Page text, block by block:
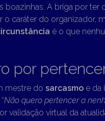
boazinhas. A briga por ter
o caráter do organizador,
é o que
por
mestre do sarcasmoe da
Não quero pertencer a
validação virtual da